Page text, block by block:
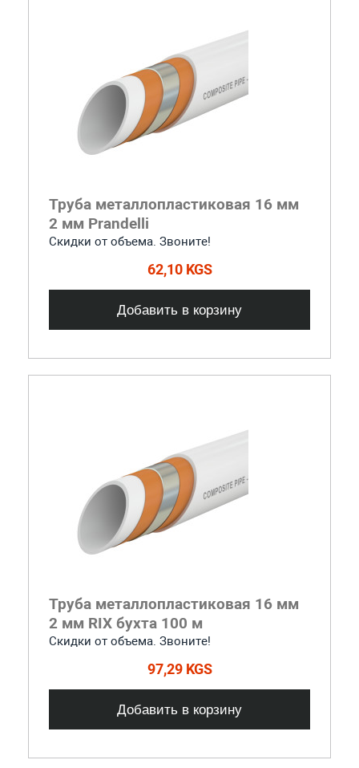
Труба металлопластиковая 16 мм
2 мм Prandelli
Скидки от объема. Звоните!
62,10 KGS
Добавить в корзину
Труба металлопластиковая 16 мм
2 мм RIX бухта 100 м
Скидки от объема. Звоните!
97,29 KGS
Добавить в корзину